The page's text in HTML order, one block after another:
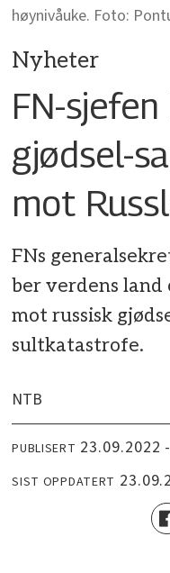
høynivåuke. Foto:
Nyheter
FN-
gjødsel-
mot
FNs
ber verdens land
mot russisk
sultkatastrofe.
NTB
PUBLISERT 23.09.2022
SIST OPPDATERT